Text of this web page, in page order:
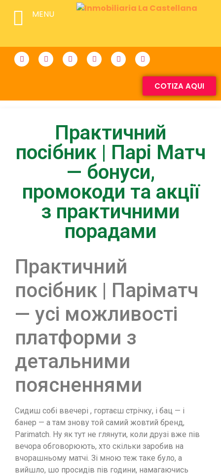
COTIZA AQUI
Практичний
посібник | Парі Матч
— бонуси,
промокоди та акції
з практичними
порадами
Практичний
посібник | Паріматч
— усі можливості
платформи з
детальними
поясненнями
Сидиш собі ввечері , гортаєш стрічку, і бац — і
банер — а там знову той самий жовтий бренд,
Parimatch. Ну як тут не глянути, коли друзі вже пів
вечора обговорюють, хто скільки заробив на
вчорашньому матчі. Зі мною теж таке було, а
вийшло, шо просидів пів години, намагаючись
MENU